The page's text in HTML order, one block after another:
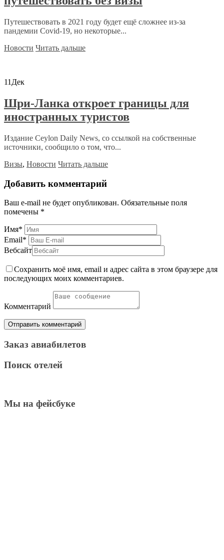
Путешествовать в 2021 году будет ещё сложнее из-за
пандемии Covid-19, но некоторые...
Новости Читать дальше
11 Дек
Шри-Ланка откроет границы для
иностранных туристов
Издание Ceylon Daily News, со ссылкой на собственные
источники, сообщило о том, что...
Визы, Новости Читать дальше
Добавить комментарий
Ваш e-mail не будет опубликован. Обязательные поля
помечены *
Имя*
Email*
Вебсайт
Сохранить моё имя, email и адрес сайта в этом браузере для
последующих моих комментариев.
Комментарий
Заказ авиабилетов
Поиск отелей
Мы на фейсбуке